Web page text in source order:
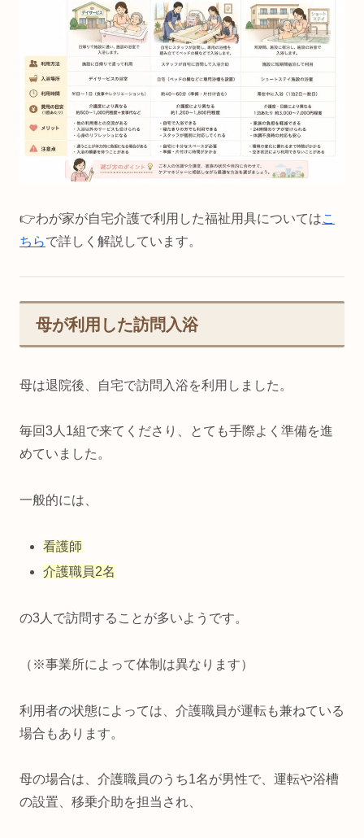
👉️わが家が自宅介護で利用した福祉用具についてはこ
ちらで詳しく解説しています。
母が利用した訪問入浴
母は退院後、自宅で訪問入浴を利用しました。
毎回3人1組で来てくださり、とても手際よく準備を進
めていました。
一般的には、
看護師
介護職員2名
の3人で訪問することが多いようです。
（※事業所によって体制は異なります）
利用者の状態によっては、介護職員が運転も兼ねている
場合もあります。
母の場合は、介護職員のうち1名が男性で、運転や浴槽
の設置、移乗介助を担当され、